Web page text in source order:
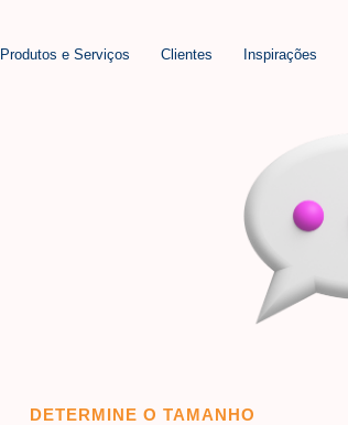
Produtos e Serviços Clientes Inspirações
DETERMINE O TAMANHO